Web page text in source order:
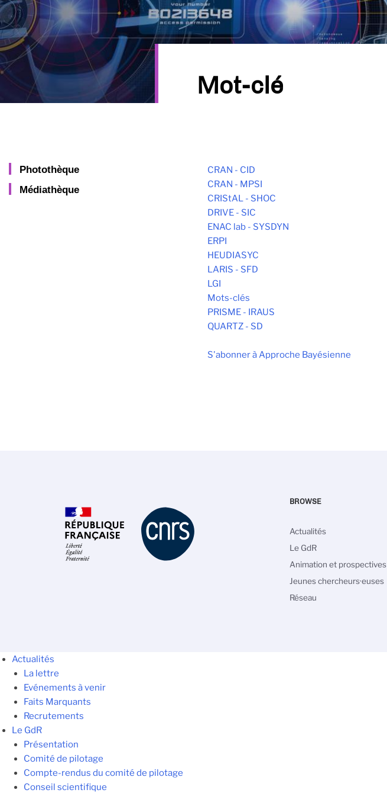
Mot-clé
Photothèque
Médiathèque
CRAN - CID
CRAN - MPSI
CRIStAL - SHOC
DRIVE - SIC
ENAC lab - SYSDYN
ERPI
HEUDIASYC
LARIS - SFD
LGI
Mots-clés
PRISME - IRAUS
QUARTZ - SD
S'abonner à Approche Bayésienne
BROWSE
Navigation
principale
Actualités
Le GdR
Animation et prospectives
Jeunes chercheurs·euses
Réseau
Actualités
La lettre
Evénements à venir
Faits Marquants
Recrutements
Le GdR
Présentation
Comité de pilotage
Compte-rendus du comité de pilotage
Conseil scientifique